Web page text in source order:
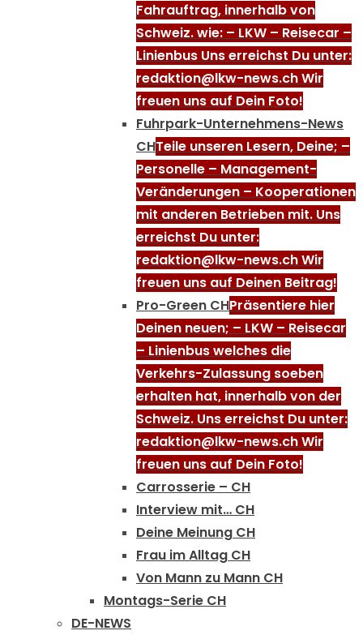
Fahrauftrag, innerhalb von
Schweiz. wie: – LKW – Reisecar –
Linienbus Uns erreichst Du unter:
redaktion@lkw-news.ch Wir
freuen uns auf Dein Foto!
Fuhrpark-Unternehmens-News
CHTeile unseren Lesern, Deine; –
Personelle – Management-
Veränderungen – Kooperationen
mit anderen Betrieben mit. Uns
erreichst Du unter:
redaktion@lkw-news.ch Wir
freuen uns auf Deinen Beitrag!
Pro-Green CHPräsentiere hier
Deinen neuen; – LKW – Reisecar
– Linienbus welches die
Verkehrs-Zulassung soeben
erhalten hat, innerhalb von der
Schweiz. Uns erreichst Du unter:
redaktion@lkw-news.ch Wir
freuen uns auf Dein Foto!
Carrosserie – CH
Interview mit… CH
Deine Meinung CH
Frau im Alltag CH
Von Mann zu Mann CH
Montags-Serie CH
DE-NEWS